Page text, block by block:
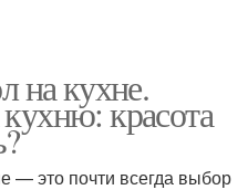
на кухне.
красота
— это почти всегда выбор